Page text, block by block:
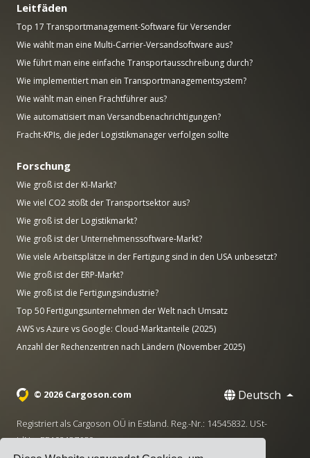
Leitfäden
Top 17 Transportmanagement-Software für Versender
Wie wählt man eine Multi-Carrier-Versandsoftware aus?
Wie führt man eine einfache Transportausschreibung durch?
Wie implementiert man ein Transportmanagementsystem?
Wie wählt man einen Frachtführer aus?
Wie automatisiert man Versandbenachrichtigungen?
Fracht-KPIs, die jeder Logistikmanager verfolgen sollte
Forschung
Wie groß ist der KI-Markt?
Wie viel CO2 stößt der Transportsektor aus?
Wie groß ist der Logistikmarkt?
Wie groß ist der Unternehmenssoftware-Markt?
Wie viele Arbeitsplätze in der Fertigung sind in den USA unbesetzt?
Wie groß ist der ERP-Markt?
Wie groß ist die Fertigungsindustrie?
Top 50 Fertigungsunternehmen der Welt nach Umsatz
AWS vs Azure vs Google: Cloud-Marktanteile (2025)
Anzahl der Rechenzentren nach Ländern (November 2025)
© 2026 Cargoson.com Deutsch
Registriert als Cargoson OÜ in Estland. Reg.-Nr.: 14545832. USt-
IdNr.: EE102137680.